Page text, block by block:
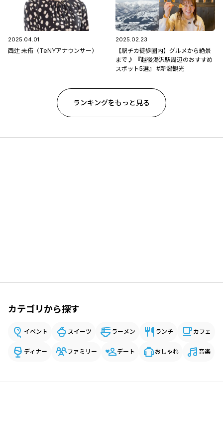
2025.04.01
西辻 未侑（TeNYアナウンサー）
2025.02.23
【駅チカ徒歩圏内】グルメから絶景
まで♪ 『越後湯沢駅周辺のおすすめ
スポット5選』 #新潟観光
ランキングをもっと見る
カテゴリから探す
イベント スイーツ ラーメン ランチ カフェ
ディナー ファミリー デート おしゃれ 音楽